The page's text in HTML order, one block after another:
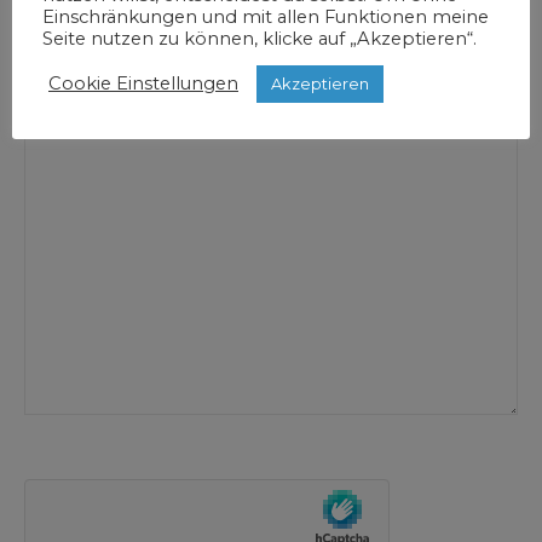
Deine Nachricht:
Einschränkungen und mit allen Funktionen meine
Seite nutzen zu können, klicke auf „Akzeptieren“.
Cookie Einstellungen Akzeptieren